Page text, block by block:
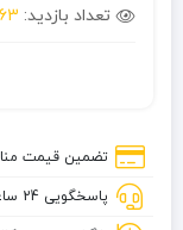
تعداد بازدید: 463
تضمین قیمت
پاسخگویی 24 ساعته